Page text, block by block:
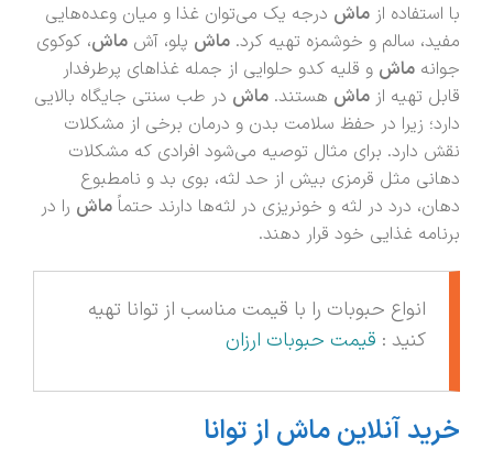
با استفاده از ماش درجه یک می‌توان غذا و میان وعده‌هایی
مفید، سالم و خوشمزه تهیه کرد. ماش پلو، آش ماش، کوکوی
جوانه ماش و قلیه کدو حلوایی از جمله غذاهای پرطرفدار
قابل تهیه از ماش هستند. ماش در طب سنتی جایگاه بالایی
دارد؛ زیرا در حفظ سلامت بدن و درمان برخی از مشکلات
نقش دارد. برای مثال توصیه می‌شود افرادی که مشکلات
دهانی مثل قرمزی بیش از حد لثه، بوی بد و نامطبوع
دهان، درد در لثه و خونریزی در لثه‌ها دارند حتماً ماش را در
برنامه غذایی خود قرار دهند.
انواع حبوبات را با قیمت مناسب از توانا تهیه
کنید : قیمت حبوبات ارزان
خرید آنلاین ماش از توانا